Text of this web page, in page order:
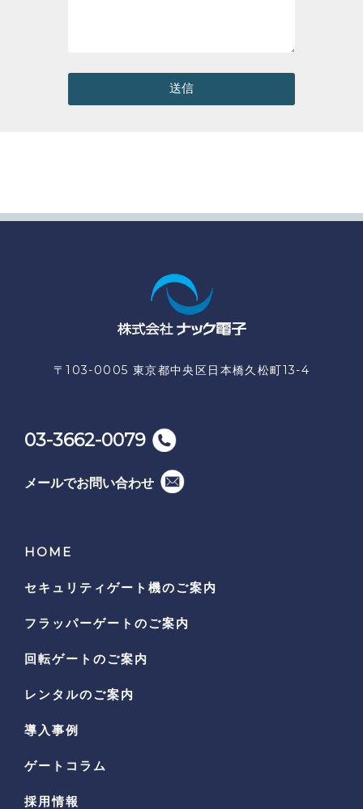
送信
〒103-0005 東京都中央区日本橋久松町13-4
03-3662-0079
メールでお問い合わせ
HOME
セキュリティゲート機のご案内
フラッパーゲートのご案内
回転ゲートのご案内
レンタルのご案内
導入事例
ゲートコラム
採用情報